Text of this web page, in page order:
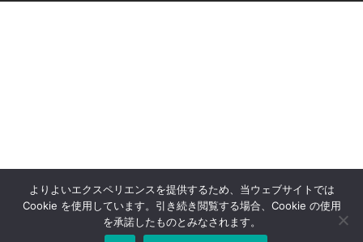
よりよいエクスペリエンスを提供するため、当ウェブサイトでは
Cookie を使用しています。引き続き閲覧する場合、Cookie の使用
を承諾したものとみなされます。